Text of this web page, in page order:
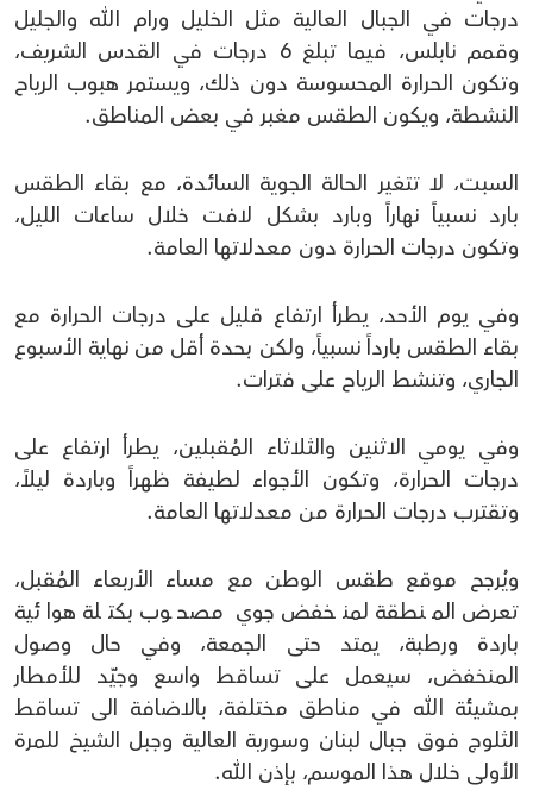
درجات في الجبال العالية مثل الخليل ورام الله والجليل
وقمم نابلس، فيما تبلغ 6 درجات في القدس الشريف،
وتكون الحرارة المحسوسة دون ذلك، ويستمر هبوب الرياح
النشطة، ويكون الطقس مغبر في بعض المناطق.
السبت، لا تتغير الحالة الجوية السائدة، مع بقاء الطقس
بارد نسبياً نهاراً وبارد بشكل لافت خلال ساعات الليل،
وتكون درجات الحرارة دون معدلاتها العامة.
وفي يوم الأحد، يطرأ ارتفاع قليل على درجات الحرارة مع
بقاء الطقس بارداً نسبياً، ولكن بحدة أقل من نهاية الأسبوع
الجاري، وتنشط الرياح على فترات.
وفي يومي الاثنين والثلاثاء المُقبلين، يطرأ ارتفاع على
درجات الحرارة، وتكون الأجواء لطيفة ظهراً وباردة ليلاً،
وتقترب درجات الحرارة من معدلاتها العامة.
ويُرجح موقع طقس الوطن مع مساء الأربعاء المُقبل،
تعرض المنطقة لمنخفض جوي مصحوب بكتلة هوائية
باردة ورطبة، يمتد حتى الجمعة، وفي حال وصول
المنخفض، سيعمل على تساقط واسع وجيّد للأمطار
بمشيئة الله في مناطق مختلفة، بالاضافة الى تساقط
الثلوج فوق جبال لبنان وسورية العالية وجبل الشيخ للمرة
الأولى خلال هذا الموسم، بإذن الله.